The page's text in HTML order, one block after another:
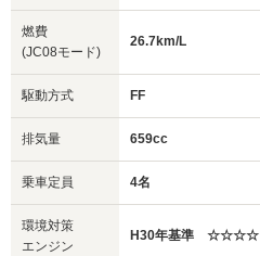
燃費
(JC08モード)
26.7km/L
駆動方式 FF
排気量 659cc
乗車定員 4名
環境対策
エンジン
H30年基準 ☆☆☆☆